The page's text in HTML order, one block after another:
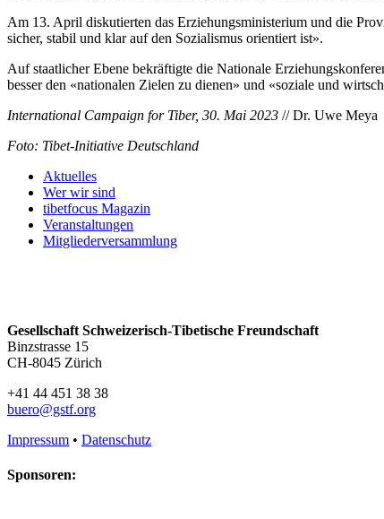
Am 13. April diskutierten das Erziehungsministerium und die
sicher, stabil und klar auf den Sozialismus orientiert ist».
Auf staatlicher Ebene bekräftigte die Nationale
besser den «nationalen Zielen zu dienen» und «soziale und
International Campaign for Tiber, 30. Mai 2023 // Dr. Uwe Meya
Foto: Tibet-Initiative Deutschland
Aktuelles
Wer wir sind
tibetfocus Magazin
Veranstaltungen
Mitgliederversammlung
Gesellschaft Schweizerisch-Tibetische Freundschaft
Binzstrasse 15
CH-8045 Zürich
+41 44 451 38 38
buero@gstf.org
Impressum • Datenschutz
Sponsoren: